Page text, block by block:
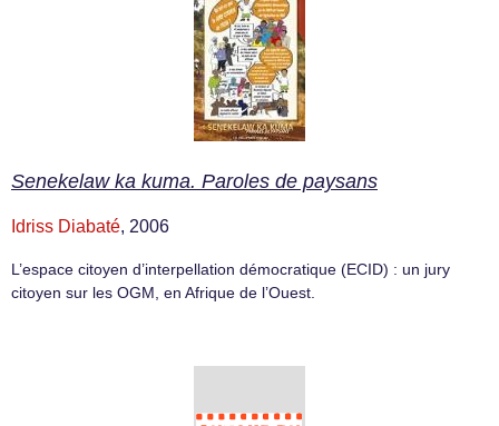
Senekelaw ka kuma. Paroles de paysans
Idriss Diabaté, 2006
L’espace citoyen d’interpellation démocratique (ECID) : un jury
citoyen sur les OGM, en Afrique de l’Ouest.